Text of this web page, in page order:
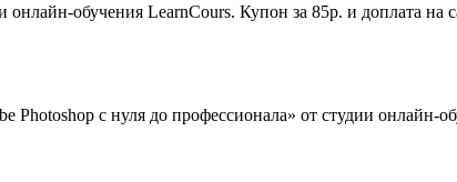
обучения LearnCours. Купон за 85р. и доплата на
с нуля до профессионала» от студии онлайн-